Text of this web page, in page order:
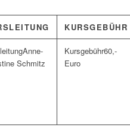
KURSGEBÜHR
Anne-
Schmitz
60,-
Euro